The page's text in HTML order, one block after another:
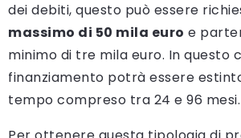
dei debiti, questo può essere
massimo di 50 mila euro e
minimo di tre mila euro. In questo
finanziamento potrà essere
tempo compreso tra 24 e 96 mesi.